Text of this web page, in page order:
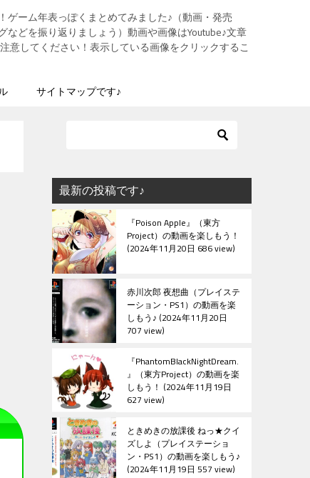
ゲーム年表っぽくまとめてみました♪（動画・発売
などを振り返りましょう）動画や画像はYoutube♪文章
意してください！表示している画像をクリックするこ
サイトマップです♪
最新の投稿です♪
『Poison Apple』（東方
Project）の動画を楽しもう！
2024年11月20日 686 view
赤川次郎 夜想曲（プレイステ
ーション・PS1）の動画を楽
しもう♪ 2024年11月20日
707 view
『PhantomBlackNightDream.
』（東方Project）の動画を楽
しもう！ 2024年11月19日
627 view
ときめきの放課後 ねっ★クイ
ズしよ（プレイステーショ
ン・PS1）の動画を楽しもう♪
2024年11月19日 557 view